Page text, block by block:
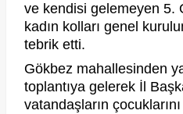
ve kendisi gelemeyen 5.
kadın kolları genel
tebrik etti.
Gökbez mahallesinden
toplantıya gelerek İl
vatandaşların